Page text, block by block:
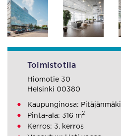
Toimistotila
Hiomotie 30
Helsinki 00380
Kaupunginosa: Pitäjänmäki
Pinta-ala: 316 m2
Kerros: 3. kerros